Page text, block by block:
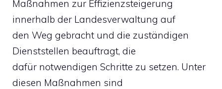
Maßnahmen zur Effizienzsteigerung
innerhalb der Landesverwaltung auf
den Weg gebracht und die zuständigen
Dienststellen beauftragt, die
dafür notwendigen Schritte zu setzen. Unter
diesen Maßnahmen sind